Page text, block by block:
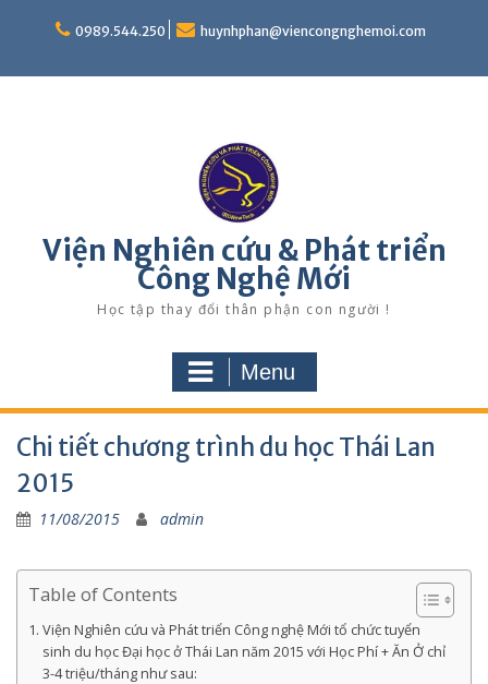
0989.544.250 huynhphan@viencongnghemoi.com
Viện Nghiên cứu & Phát triển
Công Nghệ Mới
Học tập thay đổi thân phận con người !
Menu
Chi tiết chương trình du học Thái Lan
2015
11/08/2015 admin
Table of Contents
Viện Nghiên cứu và Phát triển Công nghệ Mới tổ chức tuyển
sinh du học Đại học ở Thái Lan năm 2015 với Học Phí + Ăn Ở chỉ
3-4 triệu/tháng như sau: